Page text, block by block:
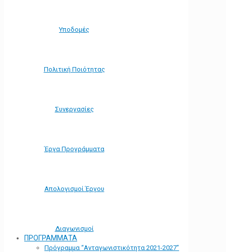
Υποδομές
Πολιτική Ποιότητας
Συνεργασίες
Έργα Προγράμματα
Απολογισμοί Έργου
Διαγωνισμοί
ΠΡΟΓΡΑΜΜΑΤΑ
Πρόγραμμα “Ανταγωνιστικότητα 2021-2027”